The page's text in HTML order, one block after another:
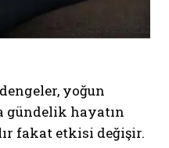
yoğun
gündelik hayatın
fakat etkisi değişir.